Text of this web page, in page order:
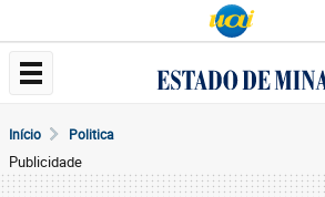
Início Politica
Publicidade